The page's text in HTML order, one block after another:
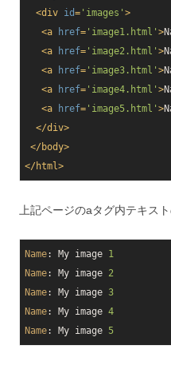
<div id= 'images' >
<a href= 'image1.html' >
<a href= 'image2.html' >
<a href= 'image3.html' >
<a href= 'image4.html' >
<a href= 'image5.html' >
</div>
</ body>
</ html>
上記ページのaタグ内テキス
Name: My image 1
Name: My image 2
Name: My image 3
Name: My image 4
Name: My image 5